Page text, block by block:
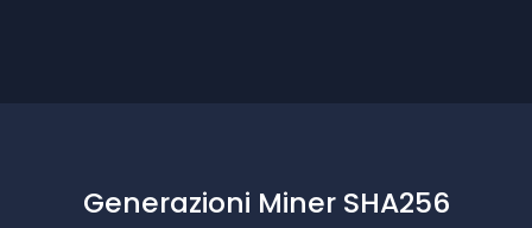
Generazioni Miner SHA256